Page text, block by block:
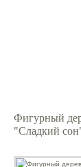
Фигурный
"Сладкий